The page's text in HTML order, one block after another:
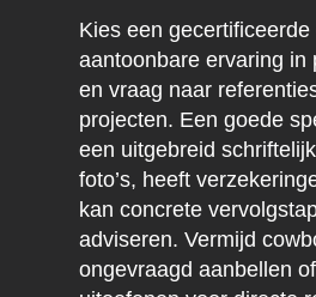
Kies een
aantoonbare ervaring in
en vraag naar
projecten. Een goede
een uitgebreid
foto’s, heeft
kan concrete
adviseren. Vermijd
ongevraagd aanbellen